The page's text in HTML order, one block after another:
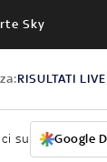
Sky
RISULTATI LIVE
su Google